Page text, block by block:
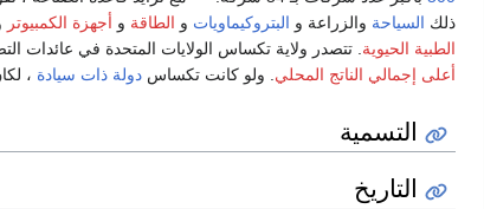
ذلك السياحة والزراعة و البتروكيماويات و الطاقة و أجهزة الكمبيوتر
الطبية الحيوية . تتصدر ولاية تكساس الولايات المتحدة في عائدات التصدير
أعلى إجمالي الناتج المحلي . ولو كانت تكساس دولة ذات سيادة ،
التسمية
التاريخ